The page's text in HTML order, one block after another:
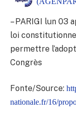
– PARIGI lun 03
loi
permettre
Congrès
Fonte/Source:
nationale.fr/16/